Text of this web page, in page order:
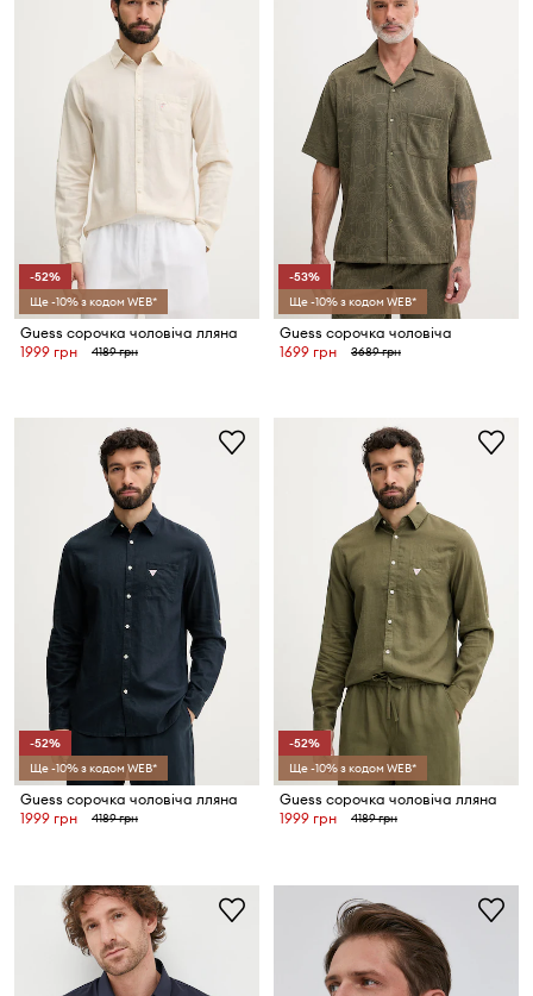
-52%
Ще -10% з кодом WEB*
Guess сорочка чоловіча лляна
1999 грн
4189 грн
-53%
Ще -10% з кодом WEB*
Guess сорочка чоловіча
1699 грн
3689 грн
-52%
Ще -10% з кодом WEB*
Guess сорочка чоловіча лляна
1999 грн
4189 грн
-52%
Ще -10% з кодом WEB*
Guess сорочка чоловіча лляна
1999 грн
4189 грн